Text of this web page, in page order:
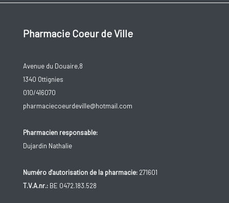
Pharmacie Coeur de Ville
Avenue du Douaire,8
1340 Ottignies
010/416070
pharmaciecoeurdeville@hotmail.com
Pharmacien responsable:
Dujardin Nathalie
Numéro d'autorisation de la pharmacie:271601
T.V.A.nr.:BE 0472.183.528